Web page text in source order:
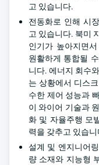
고 있습니다.
전동화로 인해 시
고 있습니다. 북미
인기가 높아지면
원활하게 통합될
니다. 에너지 회수
는 상황에서 디스
수한 제어 성능과
이 와이어 기술과
화 및 자율주행 모
력을 갖추고 있습니
설계 및 엔지니어
량 소재와 지능형